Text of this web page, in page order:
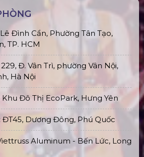
Đình Cẩn, Phường Tân Tạo,
TP. HCM
Đ. Vân Trì, phường Vân Nội,
Hà Nội
Khu Đô Thị EcoPark, Hưng Yên
ĐT45, Dương Đông, Phú Quốc
Aluminum - Bến Lức, Long